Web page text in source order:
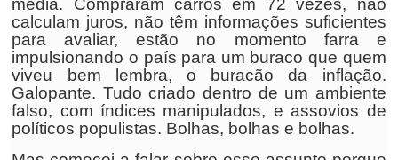
média. Compraram carros em 72 vezes, não
calculam juros, não têm informações suficientes
para avaliar, estão no momento farra e
impulsionando o país para um buraco que quem
viveu bem lembra, o buracão da inflação.
Galopante. Tudo criado dentro de um ambiente
falso, com índices manipulados, e assovios de
políticos populistas. Bolhas, bolhas e bolhas.